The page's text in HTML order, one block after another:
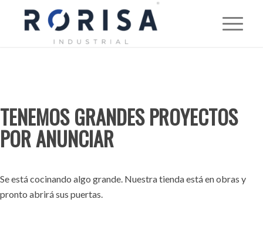
TENEMOS GRANDES PROYECTOS
POR ANUNCIAR
Se está cocinando algo grande. Nuestra tienda está en obras y
pronto abrirá sus puertas.